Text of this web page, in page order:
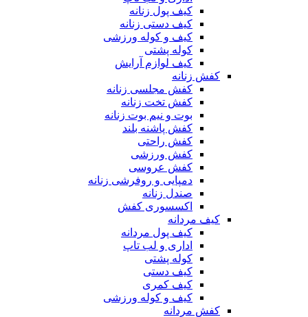
کیف پول زنانه
کیف دستی زنانه
کیف و کوله ورزشی
کوله پشتی
کیف لوازم آرایش
کفش زنانه
کفش مجلسی زنانه
کفش تخت زنانه
بوت و نیم بوت زنانه
کفش پاشنه بلند
کفش راحتی
کفش ورزشی
کفش عروسی
دمپایی و روفرشی زنانه
صندل زنانه
اکسسوری کفش
کیف مردانه
کیف پول مردانه
اداری و لب تاپ
کوله پشتی
کیف دستی
کیف کمری
کیف و کوله ورزشی
کفش مردانه